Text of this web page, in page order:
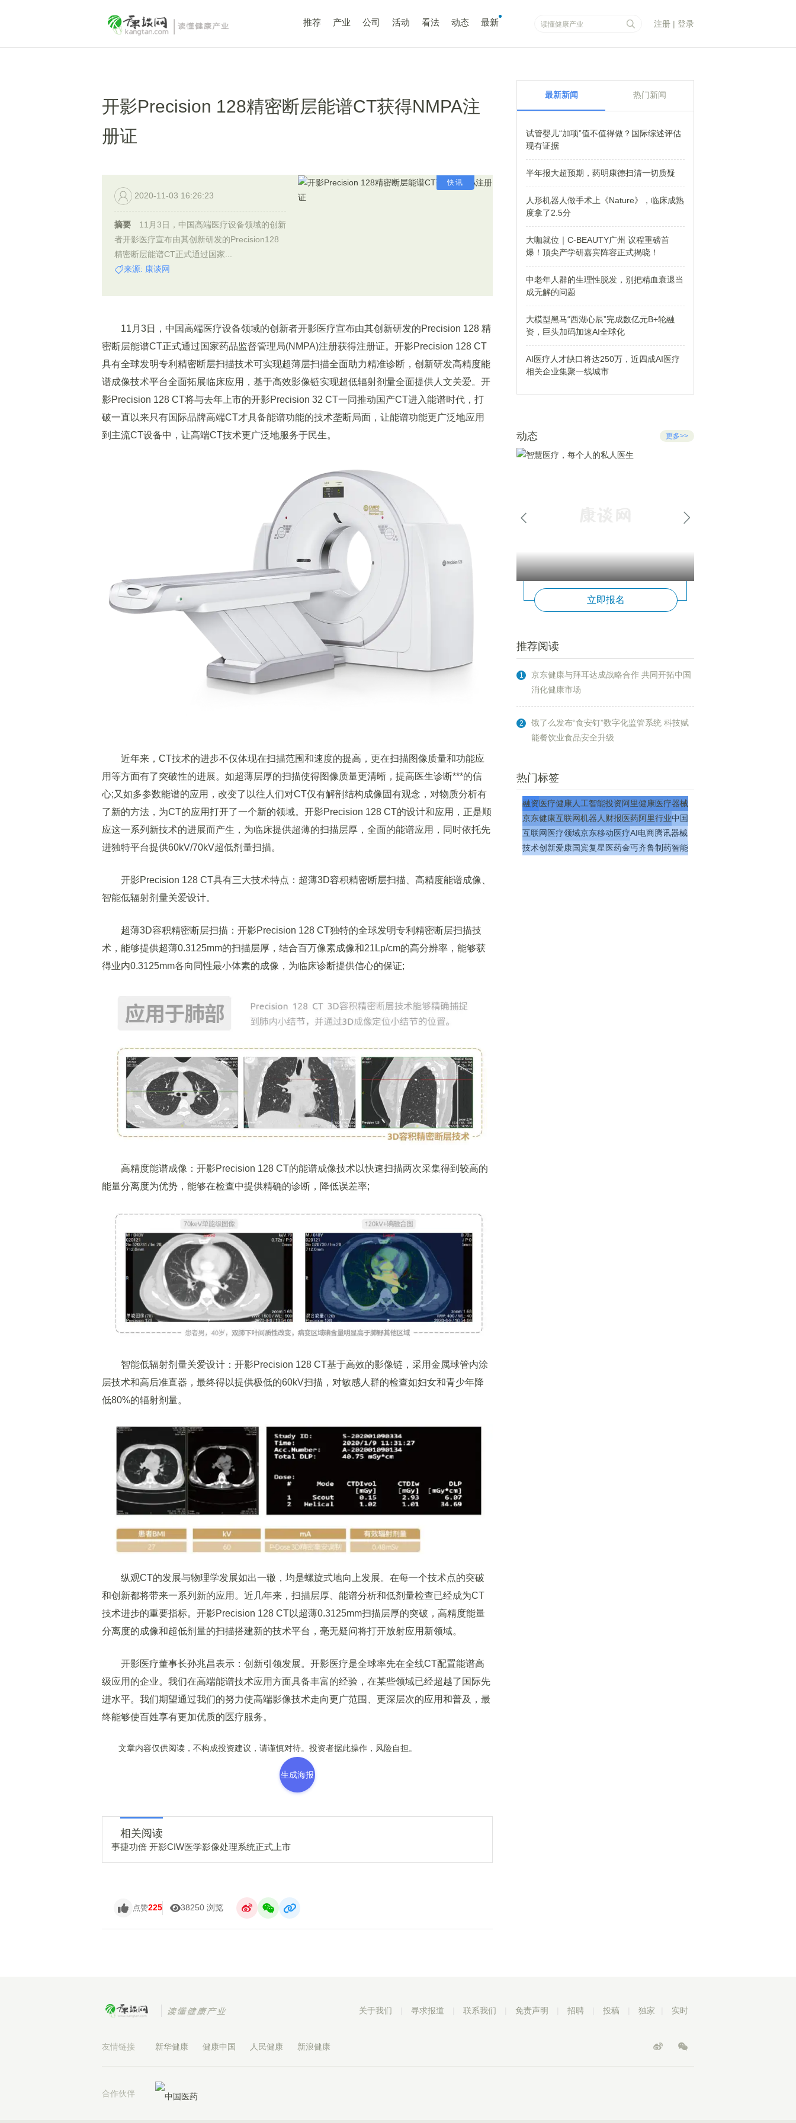
推荐 产业 公司 活动 看法 动态 最新 注册 | 登录
开影Precision 128精密断层能谱CT获得NMPA注
册证
快讯
2020-11-03 16:26:23
摘要
11月3日，中国高端医疗设备领域的创新
者开影医疗宣布由其创新研发的Precision128
精密断层能谱CT正式通过国家...
来源: 康谈网
11月3日，中国高端医疗设备领域的创新者开影医疗宣布由其创新研发的Precision 128 精
密断层能谱CT正式通过国家药品监督管理局(NMPA)注册获得注册证。开影Precision 128 CT
具有全球发明专利精密断层扫描技术可实现超薄层扫描全面助力精准诊断，创新研发高精度能
谱成像技术平台全面拓展临床应用，基于高效影像链实现超低辐射剂量全面提供人文关爱。开
影Precision 128 CT将与去年上市的开影Precision 32 CT一同推动国产CT进入能谱时代，打
破一直以来只有国际品牌高端CT才具备能谱功能的技术垄断局面，让能谱功能更广泛地应用
到主流CT设备中，让高端CT技术更广泛地服务于民生。
近年来，CT技术的进步不仅体现在扫描范围和速度的提高，更在扫描图像质量和功能应
用等方面有了突破性的进展。如超薄层厚的扫描使得图像质量更清晰，提高医生诊断***的信
心;又如多参数能谱的应用，改变了以往人们对CT仅有解剖结构成像固有观念，对物质分析有
了新的方法，为CT的应用打开了一个新的领域。开影Precision 128 CT的设计和应用，正是顺
应这一系列新技术的进展而产生，为临床提供超薄的扫描层厚，全面的能谱应用，同时依托先
进独特平台提供60kV/70kV超低剂量扫描。
开影Precision 128 CT具有三大技术特点：超薄3D容积精密断层扫描、高精度能谱成像、
智能低辐射剂量关爱设计。
超薄3D容积精密断层扫描：开影Precision 128 CT独特的全球发明专利精密断层扫描技
术，能够提供超薄0.3125mm的扫描层厚，结合百万像素成像和21Lp/cm的高分辨率，能够获
得业内0.3125mm各向同性最小体素的成像，为临床诊断提供信心的保证;
高精度能谱成像：开影Precision 128 CT的能谱成像技术以快速扫描两次采集得到较高的
能量分离度为优势，能够在检查中提供精确的诊断，降低误差率;
智能低辐射剂量关爱设计：开影Precision 128 CT基于高效的影像链，采用金属球管内涂
层技术和高后准直器，最终得以提供极低的60kV扫描，对敏感人群的检查如妇女和青少年降
低80%的辐射剂量。
纵观CT的发展与物理学发展如出一辙，均是螺旋式地向上发展。在每一个技术点的突破
和创新都将带来一系列新的应用。近几年来，扫描层厚、能谱分析和低剂量检查已经成为CT
技术进步的重要指标。开影Precision 128 CT以超薄0.3125mm扫描层厚的突破，高精度能量
分离度的成像和超低剂量的扫描搭建新的技术平台，毫无疑问将打开放射应用新领域。
开影医疗董事长孙兆昌表示：创新引领发展。开影医疗是全球率先在全线CT配置能谱高
级应用的企业。我们在高端能谱技术应用方面具备丰富的经验，在某些领域已经超越了国际先
进水平。我们期望通过我们的努力使高端影像技术走向更广范围、更深层次的应用和普及，最
终能够使百姓享有更加优质的医疗服务。
文章内容仅供阅读，不构成投资建议，请谨慎对待。投资者据此操作，风险自担。
生成海报
相关阅读
事捷功倍 开影CIW医学影像处理系统正式上市
点赞225 38250 浏览
最新新闻 热门新闻
试管婴儿“加项”值不值得做？国际综述评估
现有证据
半年报大超预期，药明康德扫清一切质疑
人形机器人做手术上《Nature》，临床成熟
度拿了2.5分
大咖就位｜C-BEAUTY广州 议程重磅首
爆！顶尖产学研嘉宾阵容正式揭晓！
中老年人群的生理性脱发，别把精血衰退当
成无解的问题
大模型黑马“西湖心辰”完成数亿元B+轮融
资，巨头加码加速AI全球化
AI医疗人才缺口将达250万，近四成AI医疗
相关企业集聚一线城市
动态 更多>>
立即报名
推荐阅读
1
京东健康与拜耳达成战略合作 共同开拓中国
消化健康市场
2
饿了么发布“食安钉”数字化监管系统 科技赋
能餐饮业食品安全升级
热门标签
融资医疗健康人工智能投资阿里健康医疗器械
京东健康互联网机器人 财报医药阿里行业中国
互联网医疗领域京东移动医疗AI电商腾讯器械
技术创新爱康国宾复星医药金丐齐鲁制药智能
关于我们 寻求报道 联系我们 免责声明 招聘 投稿 独家 实时
友情链接 新华健康 健康中国 人民健康 新浪健康
合作伙伴